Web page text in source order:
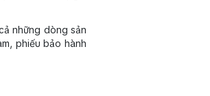
những dòng sản
phiếu bảo hành